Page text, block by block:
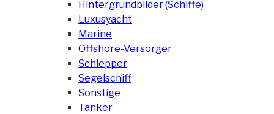
Hintergrundbilder (Schiffe)
Luxusyacht
Marine
Offshore-Versorger
Schlepper
Segelschiff
Sonstige
Tanker